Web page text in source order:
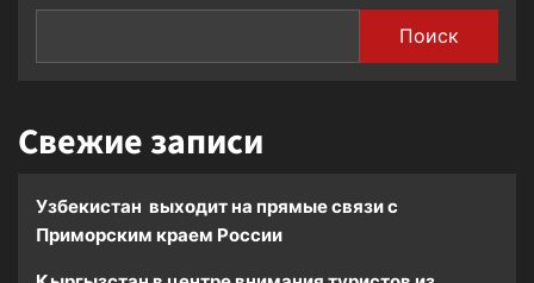
Поиск
Свежие записи
Узбекистан выходит на прямые связи с
Приморским краем России